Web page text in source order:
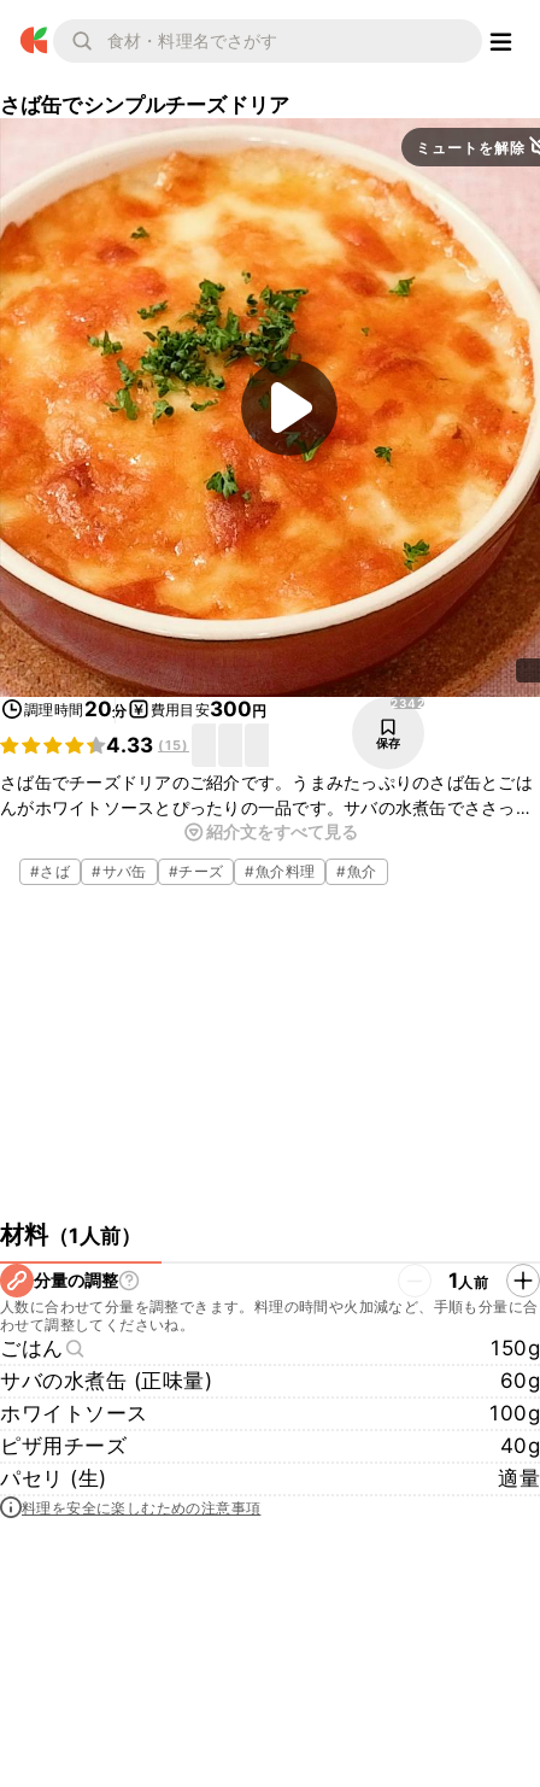
さば缶でシンプルチーズドリア
ミュートを解除
調理時間 20分 費用目安300円
4.33 (15)
2342
保存
さば缶でチーズドリアのご紹介です。うまみたっぷりのさば缶とごは
んがホワイトソースとぴったりの一品です。サバの水煮缶でささっと
簡単に作れるので忙しいときのランチやディナーにおすすめです。ぜ
ひお試しくださいね。
紹介文をすべて見る
#さば #サバ缶 #チーズ #魚介料理 #魚介
材料（1人前）
分量の調整 1人前
人数に合わせて分量を調整できます。料理の時間や火加減など、手順も分量に合
わせて調整してくださいね。
ごはん
150g
サバの水煮缶 (正味量)
60g
ホワイトソース
100g
ピザ用チーズ
40g
パセリ (生)
適量
料理を安全に楽しむための注意事項